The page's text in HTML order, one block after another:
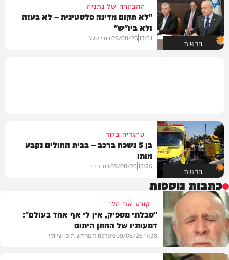
חדשות
ההבהרה של נתניהו
"לא תקום מדינה פלסטינית – לא בעזה
ולא ביו"ש"
13:51
09/08/26דודי סגל
חדשות
טרגדיה בלוד
בן 5 נשכח ברכב – בבית החולים נקבע
מותו
13:26
09/08/26דוד חדד
כתבות נוספות
קורע את הלב
"סבלתי מספיק, אין לי אף אחד בעולם":
דמעותיו של החתן היתום
17:38
09/08/26מערכת המחדש תוכן שיווקי